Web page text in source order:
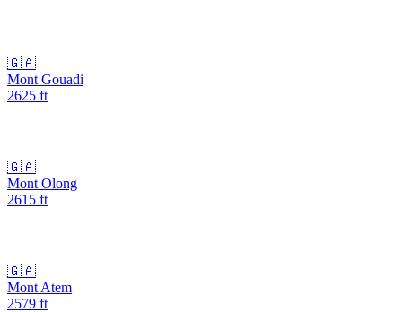
🇬🇦
Mont Gouadi
2625 ft
🇬🇦
Mont Olong
2615 ft
🇬🇦
Mont Atem
2579 ft